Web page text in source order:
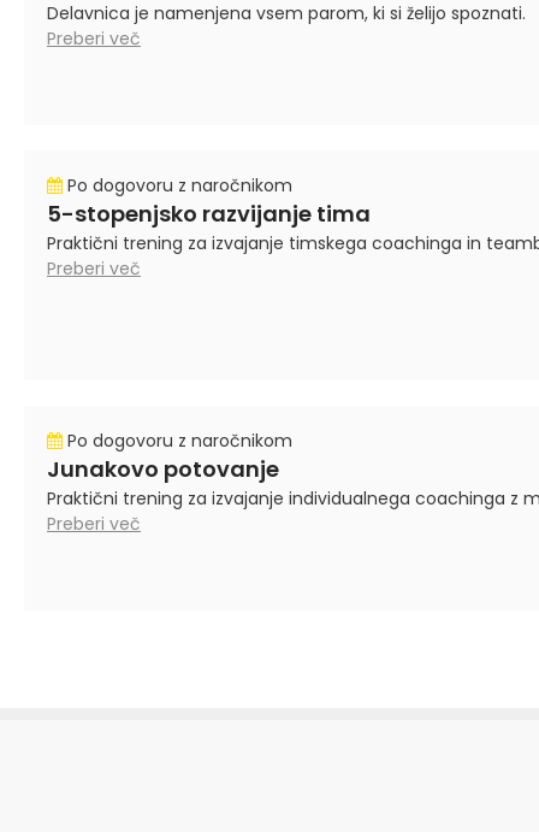
Delavnica je namenjena vsem parom, ki si želijo spoznati.
Preberi več
Po dogovoru z naročnikom
5-stopenjsko razvijanje tima
Praktični trening za izvajanje timskega coachinga in
Preberi več
Po dogovoru z naročnikom
Junakovo potovanje
Praktični trening za izvajanje individualnega coachinga z
Preberi več